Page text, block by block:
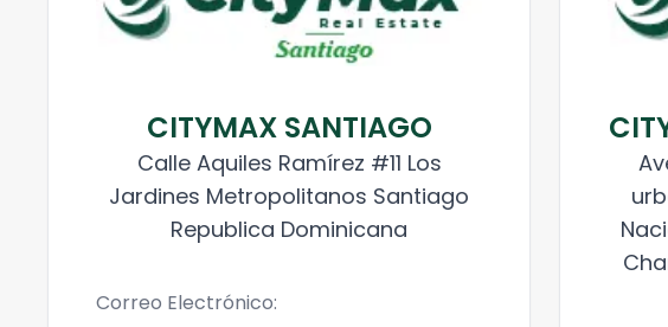
CITYMAX SANTIAGO
Calle Aquiles Ramírez #11 Los
Jardines Metropolitanos Santiago
Republica Dominicana
Correo Electrónico: